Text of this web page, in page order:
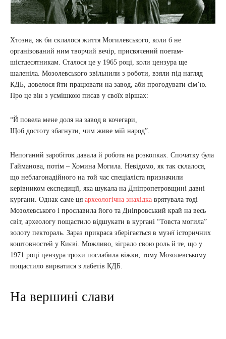
Хтозна, як би склалося життя Могилевського, коли б не
організований ним творчий вечір, присвячений поетам-
шістдесятникам. Сталося це у 1965 році, коли цензура ще
шаленіла. Мозолевського звільнили з роботи, взяли під нагляд
КДБ, довелося йти працювати на завод, аби прогодувати сім’ю.
Про це він з усмішкою писав у своїх віршах:
“Й повела мене доля на завод в кочегари,
Щоб достоту збагнути, чим живе мій народ”.
Непоганий заробіток давала й робота на розкопках. Спочатку була
Гайманова, потім – Хомина Могила. Невідомо, як так склалося,
що неблагонадійного на той час спеціаліста призначили
керівником експедиції, яка шукала на Дніпропетровщині давні
кургани. Однак саме ця археологічна знахідка врятувала тоді
Мозолевського і прославила його та Дніпровський край на весь
світ, археологу пощастило відшукати в кургані “Товста могила”
золоту пектораль. Зараз прикраса зберігається в музеї історичних
коштовностей у Києві. Можливо, зіграло свою роль й те, що у
1971 році цензура трохи послабила віжки, тому Мозолевському
пощастило вирватися з лабетів КДБ.
На вершині слави